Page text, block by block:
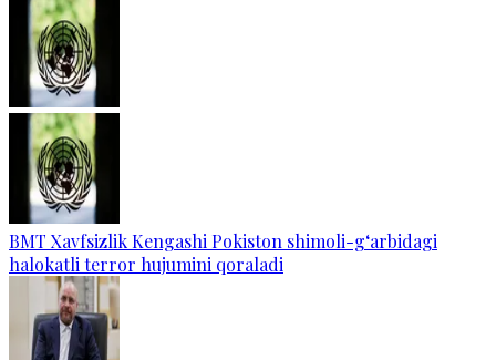
BMT Xavfsizlik Kengashi Pokiston shimoli-g‘arbidagi
halokatli terror hujumini qoraladi